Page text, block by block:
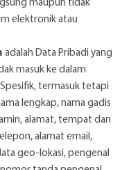
elektronik atau
adalah Data Pribadi yang
masuk ke dalam
termasuk tetapi
lengkap, nama gadis
alamat, tempat dan
alamat email,
geo-lokasi, pengenal